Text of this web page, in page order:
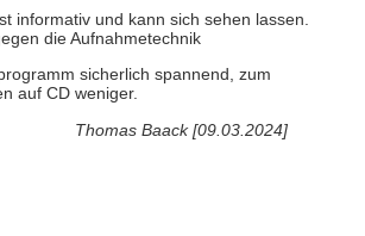
informativ und kann sich sehen lassen.
die Aufnahmetechnik
sicherlich spannend, zum
auf CD weniger.
Thomas Baack [09.03.2024]